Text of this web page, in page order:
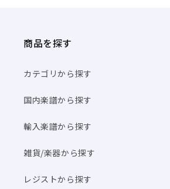
商品を探す
カテゴリから探す
国内楽譜から探す
輸入楽譜から探す
雑貨/楽器から探す
レジストから探す